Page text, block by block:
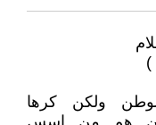
ولكن كرها